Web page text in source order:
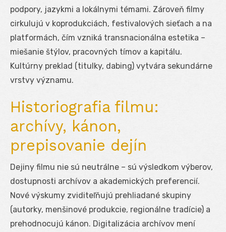
podpory, jazykmi a lokálnymi témami. Zároveň filmy
cirkulujú v koprodukciách, festivalových sieťach a na
platformách, čím vzniká transnacionálna estetika –
miešanie štýlov, pracovných tímov a kapitálu.
Kultúrny preklad (titulky, dabing) vytvára sekundárne
vrstvy významu.
Historiografia filmu:
archívy, kánon,
prepisovanie dejín
Dejiny filmu nie sú neutrálne – sú výsledkom výberov,
dostupnosti archívov a akademických preferencií.
Nové výskumy zviditeľňujú prehliadané skupiny
(autorky, menšinové produkcie, regionálne tradície) a
prehodnocujú kánon. Digitalizácia archívov mení